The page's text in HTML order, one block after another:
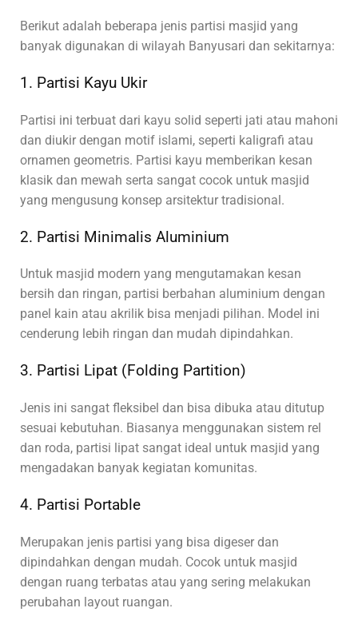
Berikut adalah beberapa jenis partisi masjid yang
banyak digunakan di wilayah Banyusari dan sekitarnya:
1. Partisi Kayu Ukir
Partisi ini terbuat dari kayu solid seperti jati atau mahoni
dan diukir dengan motif islami, seperti kaligrafi atau
ornamen geometris. Partisi kayu memberikan kesan
klasik dan mewah serta sangat cocok untuk masjid
yang mengusung konsep arsitektur tradisional.
2. Partisi Minimalis Aluminium
Untuk masjid modern yang mengutamakan kesan
bersih dan ringan, partisi berbahan aluminium dengan
panel kain atau akrilik bisa menjadi pilihan. Model ini
cenderung lebih ringan dan mudah dipindahkan.
3. Partisi Lipat (Folding Partition)
Jenis ini sangat fleksibel dan bisa dibuka atau ditutup
sesuai kebutuhan. Biasanya menggunakan sistem rel
dan roda, partisi lipat sangat ideal untuk masjid yang
mengadakan banyak kegiatan komunitas.
4. Partisi Portable
Merupakan jenis partisi yang bisa digeser dan
dipindahkan dengan mudah. Cocok untuk masjid
dengan ruang terbatas atau yang sering melakukan
perubahan layout ruangan.